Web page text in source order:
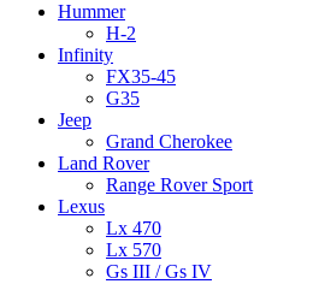
Hummer
H-2
Infinity
FX35-45
G35
Jeep
Grand Cherokee
Land Rover
Range Rover Sport
Lexus
Lx 470
Lx 570
Gs III / Gs IV